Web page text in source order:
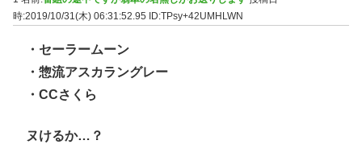
時:2019/10/31(木) 06:31:52.95
ID:TPsy+42UMHLWN
・セーラームーン
・惣流アスカラングレー
・CCさくら
ヌけるか…？